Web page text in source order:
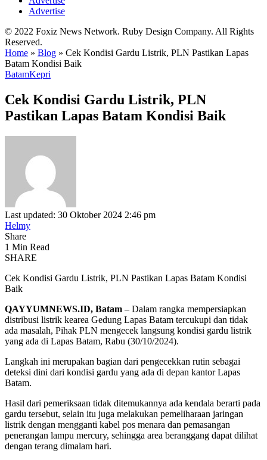
Advertise
© 2022 Foxiz News Network. Ruby Design Company. All Rights
Reserved.
Home » Blog » Cek Kondisi Gardu Listrik, PLN Pastikan Lapas
Batam Kondisi Baik
BatamKepri
Cek Kondisi Gardu Listrik, PLN
Pastikan Lapas Batam Kondisi Baik
Last updated: 30 Oktober 2024 2:46 pm
Helmy
Share
1 Min Read
SHARE
Cek Kondisi Gardu Listrik, PLN Pastikan Lapas Batam Kondisi
Baik
QAYYUMNEWS.ID, Batam – Dalam rangka mempersiapkan
distribusi listrik kearea Gedung Lapas Batam tercukupi dan tidak
ada masalah, Pihak PLN mengecek langsung kondisi gardu listrik
yang ada di Lapas Batam, Rabu (30/10/2024).
Langkah ini merupakan bagian dari pengecekkan rutin sebagai
deteksi dini dari kondisi gardu yang ada di depan kantor Lapas
Batam.
Hasil dari pemeriksaan tidak ditemukannya ada kendala berarti pada
gardu tersebut, selain itu juga melakukan pemeliharaan jaringan
listrik dengan mengganti kabel pos menara dan pemasangan
penerangan lampu mercury, sehingga area beranggang dapat dilihat
dengan terang dimalam hari.